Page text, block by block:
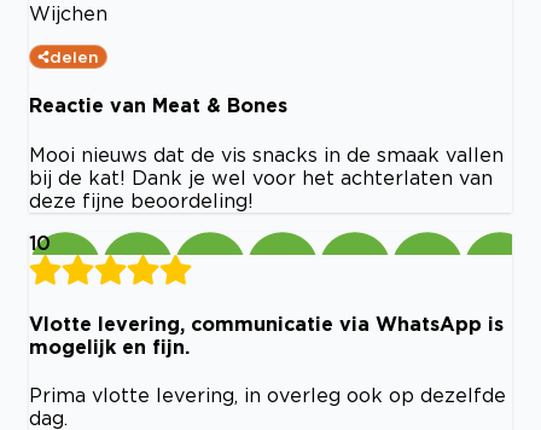
Wijchen
delen
Reactie van Meat & Bones
Mooi nieuws dat de vis snacks in de smaak vallen
bij de kat! Dank je wel voor het achterlaten van
deze fijne beoordeling!
10
Vlotte levering, communicatie via WhatsApp is
mogelijk en fijn.
Prima vlotte levering, in overleg ook op dezelfde
dag.